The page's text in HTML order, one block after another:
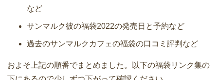
など
サンマルク彼の福袋2022の発売日と予約など
過去のサンマルクカフェの福袋の口コミ評判など
およそ上記の順番でまとめました。以下の福袋リンク集の